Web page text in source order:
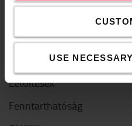
USE
Kik vagyunk mi
Miért vásároljunk Toyotát
Letöltések
Fenntarthatóság